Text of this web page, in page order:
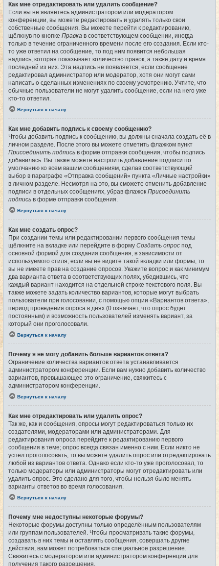
Как мне отредактировать или удалить сообщение?
Если вы не являетесь администратором или модератором
конференции, вы можете редактировать и удалять только свои
собственные сообщения. Вы можете перейти к редактированию,
щёлкнув по кнопке Правка в соответствующем сообщении, иногда
только в течение ограниченного времени после его создания. Если кто-
то уже ответил на сообщение, то под ним появится небольшая
надпись, которая показывает количество правок, а также дату и время
последней из них. Эта надпись не появляется, если сообщение
редактировал администратор или модератор, хотя они могут сами
написать о сделанных изменениях по своему усмотрению. Учтите, что
обычные пользователи не могут удалить сообщение, если на него уже
кто-то ответил.
Вернуться к началу
Как мне добавить подпись к своему сообщению?
Чтобы добавить подпись к сообщению, вы должны сначала создать её в
личном разделе. После этого вы можете отметить флажком пункт
Присоединить подпись в форме отправки сообщения, чтобы подпись
добавилась. Вы также можете настроить добавление подписи по
умолчанию ко всем вашим сообщениям, сделав соответствующий
выбор в параграфе «Отправка сообщений» пункта «Личные настройки»
в личном разделе. Несмотря на это, вы сможете отменить добавление
подписи в отдельных сообщениях, убрав флажок Присоединить
подпись в форме отправки сообщения.
Вернуться к началу
Как мне создать опрос?
При создании темы или редактировании первого сообщения темы
щёлкните на вкладке или перейдите в форму Создать опрос под
основной формой для создания сообщения, в зависимости от
используемого стиля; если вы не видите такой вкладки или формы, то
вы не имеете прав на создание опросов. Укажите вопрос и как минимум
два варианта ответа в соответствующих полях, убедившись, что
каждый вариант находится на отдельной строке текстового поля. Вы
также можете задать количество вариантов, которые могут выбрать
пользователи при голосовании, с помощью опции «Вариантов ответа»,
период проведения опроса в днях (0 означает, что опрос будет
постоянным) и возможность пользователей изменять вариант, за
который они проголосовали.
Вернуться к началу
Почему я не могу добавить больше вариантов ответа?
Ограничение количества вариантов ответа устанавливается
администратором конференции. Если вам нужно добавить количество
вариантов, превышающее это ограничение, свяжитесь с
администратором конференции.
Вернуться к началу
Как мне отредактировать или удалить опрос?
Так же, как и сообщения, опросы могут редактироваться только их
создателями, модераторами или администраторами. Для
редактирования опроса перейдите к редактированию первого
сообщения в теме; опрос всегда связан именно с ним. Если никто не
успел проголосовать, то вы можете удалить опрос или отредактировать
любой из вариантов ответа. Однако если кто-то уже проголосовал, то
только модераторы или администраторы могут отредактировать или
удалить опрос. Это сделано для того, чтобы нельзя было менять
варианты ответов во время голосования.
Вернуться к началу
Почему мне недоступны некоторые форумы?
Некоторые форумы доступны только определённым пользователям
или группам пользователей. Чтобы просматривать такие форумы,
создавать в них темы и оставлять сообщения, совершать другие
действия, вам может потребоваться специальное разрешение.
Свяжитесь с модератором или администратором конференции для
получения такого разрешения.